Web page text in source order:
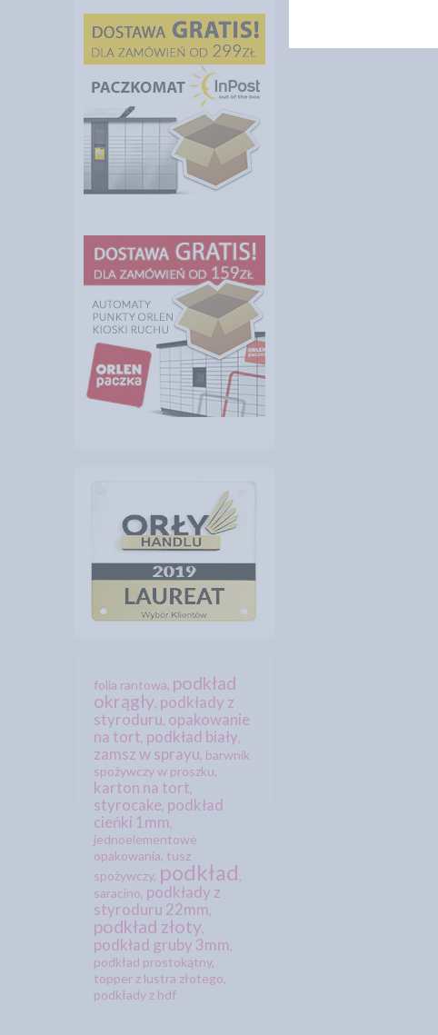
folia rantowa, podkład
okrągły, podkłady z
styroduru, opakowanie
na tort, podkład biały,
zamsz w sprayu, barwnik
spożywczy w proszku,
karton na tort,
styrocake, podkład
cieńki 1mm,
jednoelementowe
opakowania, tusz
spożywczy, podkład,
saracino, podkłady z
styroduru 22mm,
podkład złoty,
podkład gruby 3mm,
podkład prostokątny,
topper z lustra złotego,
podkłady z hdf